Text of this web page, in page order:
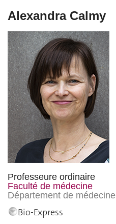
Alexandra Calmy
Professeure ordinaire
Faculté de médecine
Département de médecine
Bio-Express